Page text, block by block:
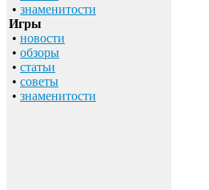
• знаменитости
Игры
• новости
• обзоры
• статьи
• советы
• знаменитости